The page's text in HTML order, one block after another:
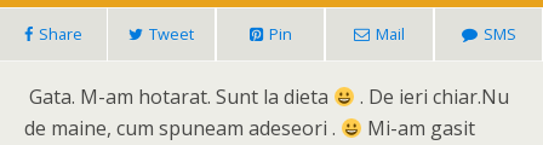
Share Tweet Pin Mail SMS
Gata. M-am hotarat. Sunt la dieta
. De ieri chiar.Nu
de maine, cum spuneam adeseori .
Mi-am gasit